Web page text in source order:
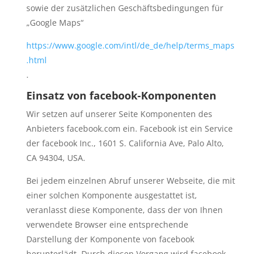
sowie der zusätzlichen Geschäftsbedingungen für
„Google Maps“
https://www.google.com/intl/de_de/help/terms_maps
.html
.
Einsatz von facebook-Komponenten
Wir setzen auf unserer Seite Komponenten des
Anbieters facebook.com ein. Facebook ist ein Service
der facebook Inc., 1601 S. California Ave, Palo Alto,
CA 94304, USA.
Bei jedem einzelnen Abruf unserer Webseite, die mit
einer solchen Komponente ausgestattet ist,
veranlasst diese Komponente, dass der von Ihnen
verwendete Browser eine entsprechende
Darstellung der Komponente von facebook